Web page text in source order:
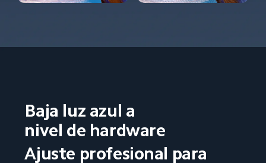
Baja luz azul a
nivel de hardware
Ajuste profesional para